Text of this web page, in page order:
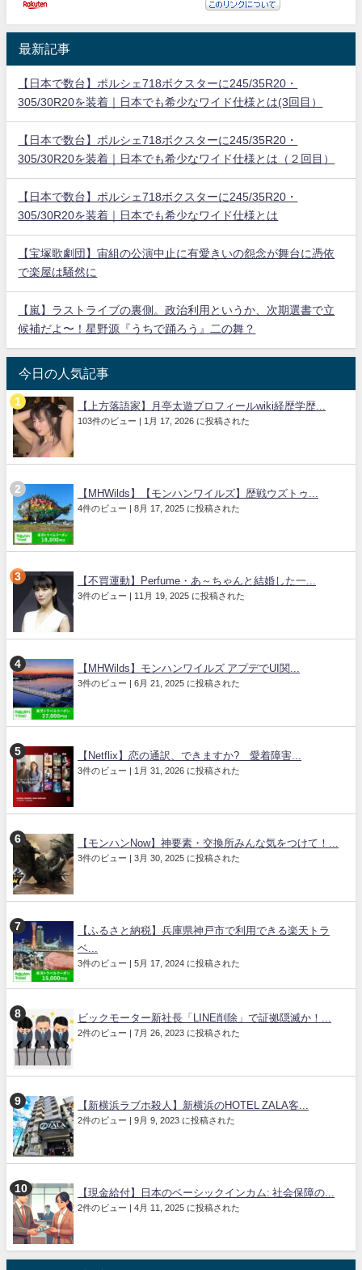
最新記事
【日本で数台】ポルシェ718ボクスターに245/35R20・
305/30R20を装着｜日本でも希少なワイド仕様とは(3回目）
【日本で数台】ポルシェ718ボクスターに245/35R20・
305/30R20を装着｜日本でも希少なワイド仕様とは（２回目）
【日本で数台】ポルシェ718ボクスターに245/35R20・
305/30R20を装着｜日本でも希少なワイド仕様とは
【宝塚歌劇団】宙組の公演中止に有愛きいの怨念が舞台に憑依
で楽屋は騒然に
【嵐】ラストライブの裏側。政治利用というか、次期選書で立
候補だよ〜！星野源『うちで踊ろう』二の舞？
今日の人気記事
【上方落語家】月亭太遊プロフィールwiki経歴学歴...
103件のビュー | 1月 17, 2026 に投稿された
【MHWilds】【モンハンワイルズ】歴戦ウズトゥ...
4件のビュー | 8月 17, 2025 に投稿された
【不買運動】Perfume・あ～ちゃんと結婚した一...
3件のビュー | 11月 19, 2025 に投稿された
【MHWilds】モンハンワイルズ アプデでUI関...
3件のビュー | 6月 21, 2025 に投稿された
【Netflix】恋の通訳、できますか? 愛着障害...
3件のビュー | 1月 31, 2026 に投稿された
【モンハンNow】神要素・交換所みんな気をつけて！...
3件のビュー | 3月 30, 2025 に投稿された
【ふるさと納税】兵庫県神戸市で利用できる楽天トラ
ベ...
3件のビュー | 5月 17, 2024 に投稿された
ビックモーター新社長「LINE削除」で証拠隠滅か！...
2件のビュー | 7月 26, 2023 に投稿された
【新横浜ラブホ殺人】新横浜のHOTEL ZALA客...
2件のビュー | 9月 9, 2023 に投稿された
【現金給付】日本のベーシックインカム: 社会保障の...
2件のビュー | 4月 11, 2025 に投稿された